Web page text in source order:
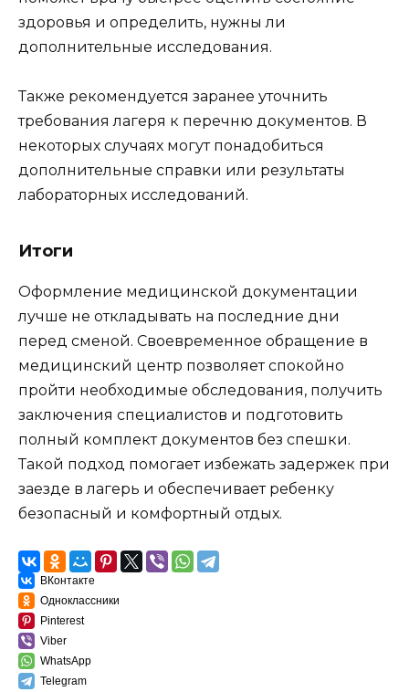
здоровья и определить, нужны ли
дополнительные исследования.
Также рекомендуется заранее уточнить
требования лагеря к перечню документов. В
некоторых случаях могут понадобиться
дополнительные справки или результаты
лабораторных исследований.
Итоги
Оформление медицинской документации
лучше не откладывать на последние дни
перед сменой. Своевременное обращение в
медицинский центр позволяет спокойно
пройти необходимые обследования, получить
заключения специалистов и подготовить
полный комплект документов без спешки.
Такой подход помогает избежать задержек при
заезде в лагерь и обеспечивает ребенку
безопасный и комфортный отдых.
ВКонтакте
Одноклассники
Pinterest
Viber
WhatsApp
Telegram